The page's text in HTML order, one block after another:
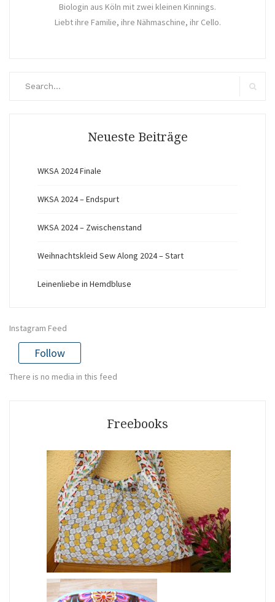
Biologin aus Köln mit zwei kleinen Kinnings.
Liebt ihre Familie, ihre Nähmaschine, ihr Cello.
Neueste Beiträge
WKSA 2024 Finale
WKSA 2024 – Endspurt
WKSA 2024 – Zwischenstand
Weihnachtskleid Sew Along 2024 – Start
Leinenliebe in Hemdbluse
Instagram Feed
Follow
There is no media in this feed
Freebooks